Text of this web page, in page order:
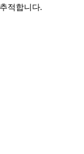
적합니다.